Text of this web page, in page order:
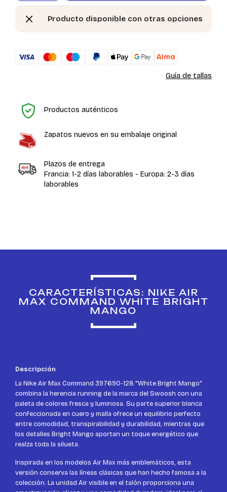
Producto disponible con otras opciones
Guía de tallas
Productos auténticos
Zapatos nuevos en su embalaje original
Plazos de entrega
Francia: 1-2 días laborables - Europa: 2-3 días
laborables
CARACTERÍSTICAS: NIKE AIR
MAX COMMAND WHITE BRIGHT
MANGO
Descripción
La Nike Air Max Command 397690-128 "White Bright Mango"
combina la herencia running de la marca del Swoosh con una
paleta de colores fresca y luminosa. Su parte superior blanca
confeccionada en cuero y malla ofrece un equilibrio perfecto
entre comodidad, transpirabilidad y durabilidad, mientras que
los detalles Bright Mango aportan un toque energético que
realza toda la silueta.
Inspirada en los modelos Air Max más emblemáticos, esta
versión conserva las líneas clásicas que han hecho famosa a la
colección. La unidad Air visible en el talón proporciona una